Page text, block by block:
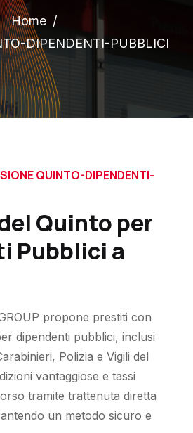
Home
DIPENDENTI-PUBBLICI
QUINTO-DIPENDENTI-
Quinto per
Pubblici a
propone prestiti con
dipendenti pubblici, inclusi
Polizia e Vigili del
vantaggiose e tassi
tramite trattenuta diretta
un metodo sicuro e